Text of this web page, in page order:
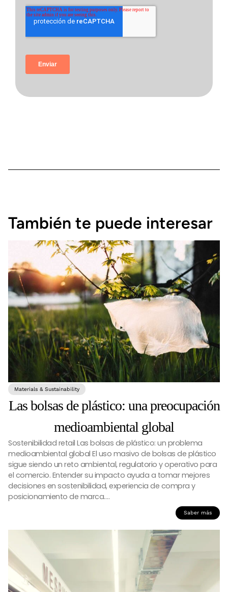
También te puede interesar
Materials & Sustainability
Las bolsas de plástico: una preocupación
medioambiental global
Sostenibilidad retail Las bolsas de plástico: un problema
medioambiental global El uso masivo de bolsas de plástico
sigue siendo un reto ambiental, regulatorio y operativo para
el comercio. Entender su impacto ayuda a tomar mejores
decisiones en sostenibilidad, experiencia de compra y
posicionamiento de marca….
Saber más